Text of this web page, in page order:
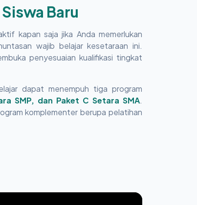
Siswa Baru
kapan saja jika Anda memerlukan
wajib belajar kesetaraan ini.
penyesuaian kualifikasi tingkat
dapat menempuh tiga program
SMP, dan Paket C Setara SMA.
komplementer berupa pelatihan